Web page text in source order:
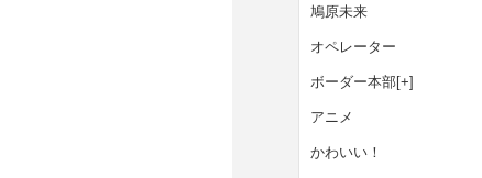
鳩原未来
オペレーター
ボーダー本部[+]
アニメ
かわいい！